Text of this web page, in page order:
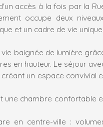
accès à la fois par la
occupe deux niveaux,
et un cadre de vie unique.
baignée de lumière
en hauteur. Le séjour
un espace convivial
une chambre confortable
en centre-ville :